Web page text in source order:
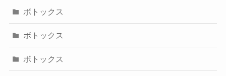
ボトックス
ボトックス
ボトックス